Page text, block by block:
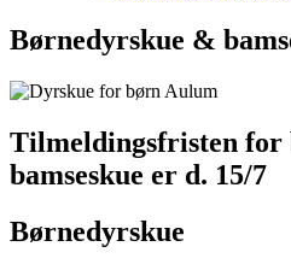
Børnedyrskue &
Tilmeldingsfristen for
bamseskue er d. 15/7
Børnedyrskue